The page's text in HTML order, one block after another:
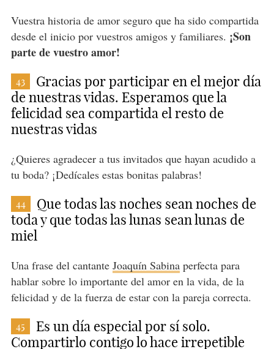
Vuestra historia de amor seguro que ha sido compartida
desde el inicio por vuestros amigos y familiares. ¡Son
parte de vuestro amor!
43
Gracias por participar en el mejor día
de nuestras vidas. Esperamos que la
felicidad sea compartida el resto de
nuestras vidas
¿Quieres agradecer a tus invitados que hayan acudido a
tu boda? ¡Dedícales estas bonitas palabras!
44
Que todas las noches sean noches de
toda y que todas las lunas sean lunas de
miel
Una frase del cantante Joaquín Sabinaperfecta para
hablar sobre lo importante del amor en la vida, de la
felicidad y de la fuerza de estar con la pareja correcta.
45
Es un día especial por sí solo.
Compartirlo contigo lo hace irrepetible